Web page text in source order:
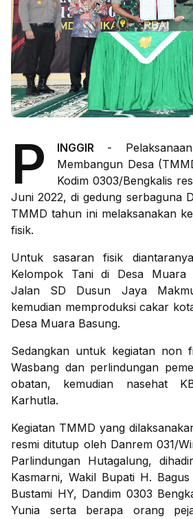
P INGGIR -
Membangun Desa
Kodim 0303/Bengkalis
Juni 2022, di gedung serbaguna
TMMD tahun ini melaksanakan
fisik.
Untuk sasaran fisik
Kelompok Tani di Desa Muara
Jalan SD Dusun Jaya
kemudian memproduksi cakar
Desa Muara Basung.
Sedangkan untuk kegiatan non
Wasbang dan perlindungan
obatan, kemudian nasehat
Karhutla.
Kegiatan TMMD yang
resmi ditutup oleh Danrem 031/
Parlindungan Hutagalung,
Kasmarni, Wakil Bupati H.
Bustami HY, Dandim 0303
Yunia serta berapa orang